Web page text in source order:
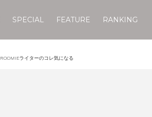
SPECIAL FEATURE RANKING
ROOMIEライターのコレ気になる